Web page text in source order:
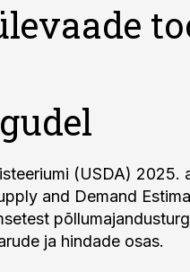
(USDA) 2025.
and Demand
ja hindade osas.